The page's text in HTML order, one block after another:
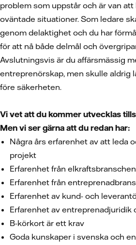
problem som uppstår och är van
oväntade situationer. Som ledare
genom delaktighet och du har
för att nå både delmål och
Avslutningsvis är du affärsmässig
entreprenörskap, men skulle aldrig
före säkerheten.
Vi vet att du kommer utvecklas
Men vi ser gärna att du redan har:
Några års erfarenhet av att leda
projekt
Erfarenhet från elkraftsbranschen
Erfarenhet från
Erfarenhet av kund- och
Erfarenhet av entreprenadjuridik
B-körkort är ett krav
Goda kunskaper i svenska och